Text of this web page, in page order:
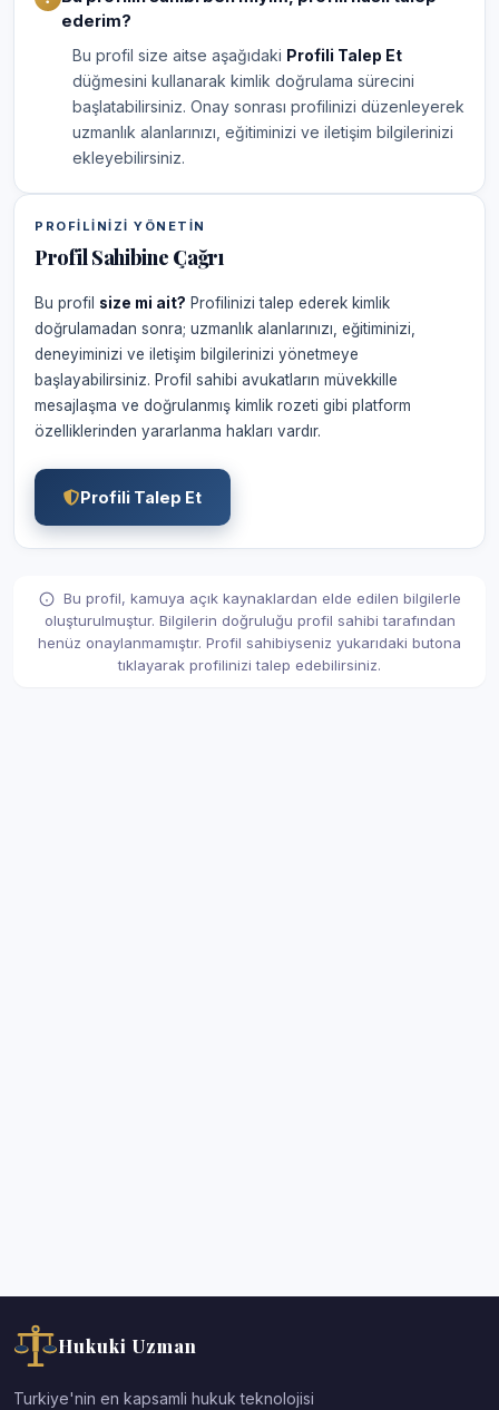
ederim?
Bu profil size aitse aşağıdaki Profili Talep Et
düğmesini kullanarak kimlik doğrulama sürecini
başlatabilirsiniz. Onay sonrası profilinizi düzenleyerek
uzmanlık alanlarınızı, eğitiminizi ve iletişim bilgilerinizi
ekleyebilirsiniz.
PROFILINIZI YÖNETIN
Profil Sahibine Çağrı
Bu profil size mi ait? Profilinizi talep ederek kimlik
doğrulamadan sonra; uzmanlık alanlarınızı, eğitiminizi,
deneyiminizi ve iletişim bilgilerinizi yönetmeye
başlayabilirsiniz. Profil sahibi avukatların müvekkille
mesajlaşma ve doğrulanmış kimlik rozeti gibi platform
özelliklerinden yararlanma hakları vardır.
Profili Talep Et
Bu profil, kamuya açık kaynaklardan elde edilen bilgilerle
oluşturulmuştur. Bilgilerin doğruluğu profil sahibi tarafından
henüz onaylanmamıştır. Profil sahibiyseniz yukarıdaki butona
tıklayarak profilinizi talep edebilirsiniz.
Hukuki Uzman
Turkiye'nin en kapsamli hukuk teknolojisi